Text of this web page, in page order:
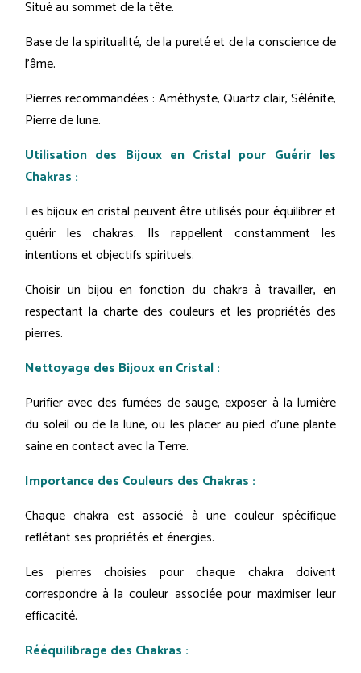
Situé au sommet de la tête.
Base de la spiritualité, de la pureté et de la conscience de
l'âme.
Pierres recommandées : Améthyste, Quartz clair, Sélénite,
Pierre de lune.
Utilisation des Bijoux en Cristal pour Guérir les
Chakras :
Les bijoux en cristal peuvent être utilisés pour équilibrer et
guérir les chakras. Ils rappellent constamment les
intentions et objectifs spirituels.
Choisir un bijou en fonction du chakra à travailler, en
respectant la charte des couleurs et les propriétés des
pierres.
Nettoyage des Bijoux en Cristal :
Purifier avec des fumées de sauge, exposer à la lumière
du soleil ou de la lune, ou les placer au pied d’une plante
saine en contact avec la Terre.
Importance des Couleurs des Chakras :
Chaque chakra est associé à une couleur spécifique
reflétant ses propriétés et énergies.
Les pierres choisies pour chaque chakra doivent
correspondre à la couleur associée pour maximiser leur
efficacité.
Rééquilibrage des Chakras :